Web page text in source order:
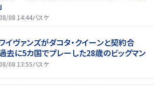
08 14:44バスケ
イヴァンズがダコタ・クイーンと契約合
に5カ国でプレーした28歳のビッグマン
08 13:55バスケ